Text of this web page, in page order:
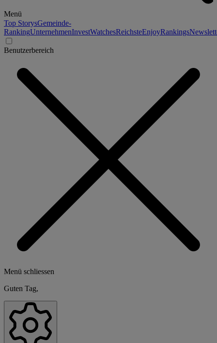
Menü
Top StorysGemeinde-
RankingUnternehmenInvestWatchesReichsteEnjoyRankings
Benutzerbereich
Menü schliessen
Guten Tag,